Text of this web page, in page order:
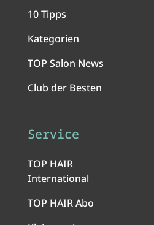
10 Tipps
Kategorien
TOP Salon News
Club der Besten
Service
TOP HAIR
International
TOP HAIR Abo